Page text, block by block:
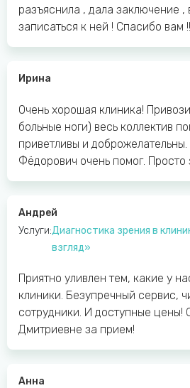
разъяснила , дала заключение ,
записаться к ней ! Спасибо вам !!
Ирина
Очень хорошая клиника!
больные ноги) весь коллектив
приветливы и
Фёдорович очень помог. Просто
Андрей
Услуги:Диагностика зрения в
взгляд»
Приятно уливлен тем, какие у
клиники. Безупречный сервис,
сотрудники. И доступные цены!
Дмитриевне за прием!
Анна